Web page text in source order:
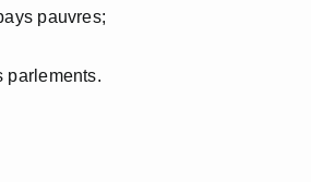
pauvres;
parlements.